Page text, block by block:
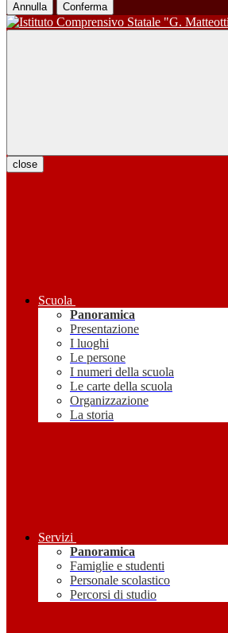
Annulla Conferma
close
Scuola
Panoramica
Presentazione
I luoghi
Le persone
I numeri della scuola
Le carte della scuola
Organizzazione
La storia
Servizi
Panoramica
Famiglie e studenti
Personale scolastico
Percorsi di studio